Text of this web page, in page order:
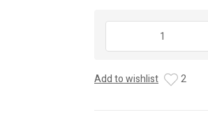
Rocksea
Add to wishlist 2